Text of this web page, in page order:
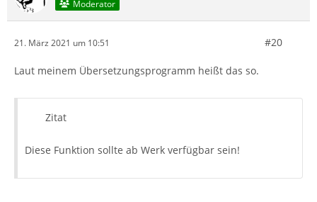
Moderator
21. März 2021 um 10:51 #20
Laut meinem Übersetzungsprogramm heißt das so.
Zitat
Diese Funktion sollte ab Werk verfügbar sein!